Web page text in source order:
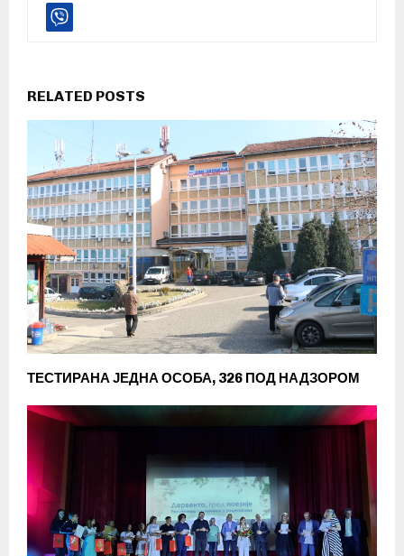
RELATED POSTS
ТЕСТИРАНА ЈЕДНА ОСОБА, 326 ПОД НАДЗОРОМ